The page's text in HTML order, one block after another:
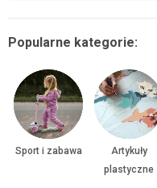
Popularne kategorie:
Sport i zabawa
Artykuły
plastyczne